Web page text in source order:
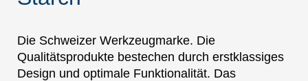
Die Schweizer Werkzeugmarke. Die
Qualitätsprodukte bestechen durch erstklassiges
Design und optimale Funktionalität. Das